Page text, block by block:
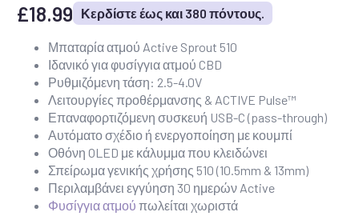
£18.99 Κερδίστε έως και 380 πόντους.
Μπαταρία ατμού Active Sprout 510
Ιδανικό για φυσίγγια ατμού CBD
Ρυθμιζόμενη τάση: 2.5-4.0V
Λειτουργίες προθέρμανσης & ACTIVE Pulse™
Επαναφορτιζόμενη συσκευή USB-C (pass-through)
Αυτόματο σχέδιο ή ενεργοποίηση με κουμπί
Οθόνη OLED με κάλυμμα που κλειδώνει
Σπείρωμα γενικής χρήσης 510 (10.5mm & 13mm)
Περιλαμβάνει εγγύηση 30 ημερών Active
Φυσίγγια ατμού πωλείται χωριστά